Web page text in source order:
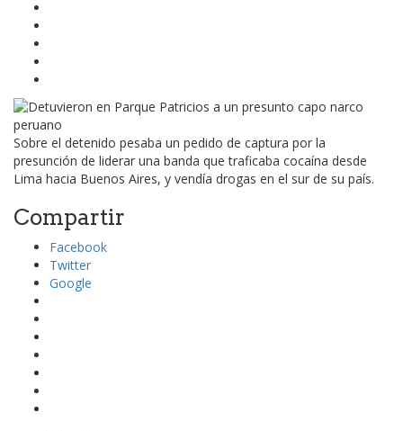
Sobre el detenido pesaba un pedido de captura por la
presunción de liderar una banda que traficaba cocaína desde
Lima hacia Buenos Aires, y vendía drogas en el sur de su país.
Compartir
Facebook
Twitter
Google